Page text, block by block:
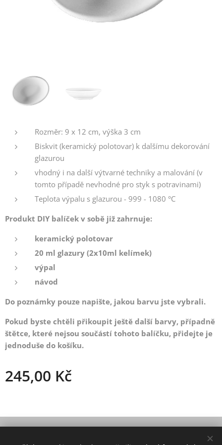
Rozměr: 9 x 12 cm, výška 3 cm
Biskvit (keramický polotovar) k dalšímu dekorování
glazurou
vhodný i na další výtvarné techniky a malování (v
tomto případě nevhodné pro styk s potravinami)
Teplota výpalu s glazurou - 999 - 1080 °C
Produkt DIY balíček v sobě již zahrnuje:
keramický polotovar
20 ml glazury (2x10ml kelímek)
výpal
návod
Do poznámky pouze napište, jakou barvu jste vybrali.
Pokud byste chtěli přikoupit ještě další barvy, případně
štětce, které nejsou součástí tohoto balíčku, přidejte je
jednoduše do košíku.
245,00 Kč